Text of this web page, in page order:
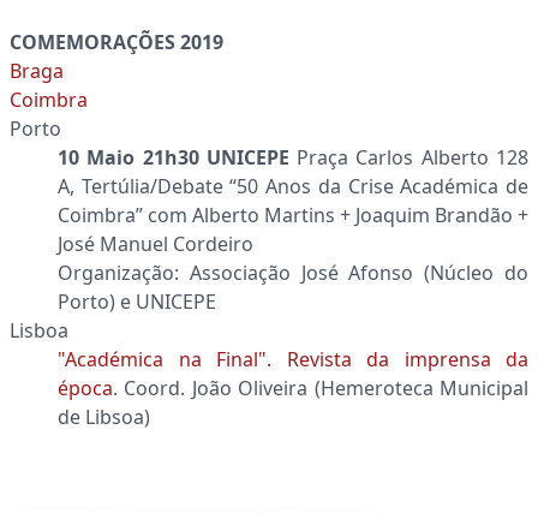
COMEMORAÇÕES 2019
Braga
Coimbra
Porto
10 Maio 21h30 UNICEPE Praça Carlos Alberto 128
A, Tertúlia/Debate “50 Anos da Crise Académica de
Coimbra” com Alberto Martins + Joaquim Brandão +
José Manuel Cordeiro
Organização: Associação José Afonso (Núcleo do
Porto) e UNICEPE
Lisboa
"Académica na Final". Revista da imprensa da
época. Coord. João Oliveira (Hemeroteca Municipal
de Libsoa)